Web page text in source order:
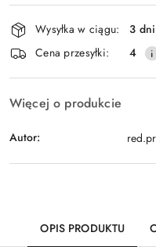
Dostępność
i
dostawa
Wysyłka w ciągu:
3 dni
Cena przesyłki:
4
Więcej o produkcie
Autor:
OPIS PRODUKTU